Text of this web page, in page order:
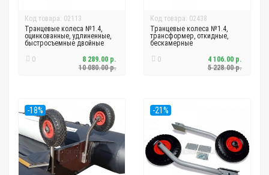
Код товара: 02113
Транцевые колеса №1.4,
оцинкованные, удлиненные,
быстросъемные двойные
0
10 080.00 р.
8 289.00 р.
Код товара: 02438
Транцевые колеса №1.4,
трансформер, откидные,
бескамерные
0
5 228.00 р.
4 106.00 р.
-18% -21%